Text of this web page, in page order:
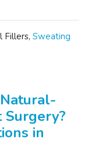
Fillers, Sweating
in